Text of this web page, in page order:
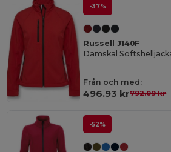
-37%
Russell J140F
Från och med:
496.93 kr792.09 kr
-52%